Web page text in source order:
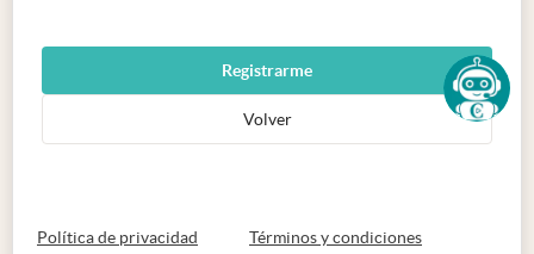
Registrarme
Volver
Política de privacidad abre en nueva pestaña
Términos y condicionesabre en nueva